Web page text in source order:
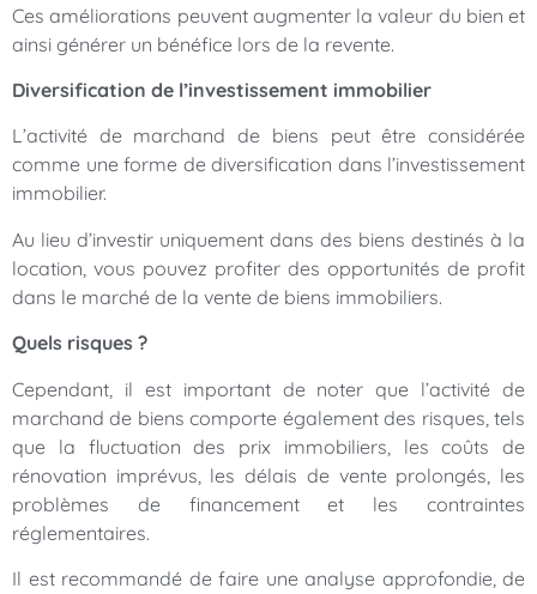
Ces améliorations peuvent augmenter la valeur du bien et
ainsi générer un bénéfice lors de la revente.
Diversification de l’investissement immobilier
L’activité de marchand de biens peut être considérée
comme une forme de diversification dans l’investissement
immobilier.
Au lieu d’investir uniquement dans des biens destinés à la
location, vous pouvez profiter des opportunités de profit
dans le marché de la vente de biens immobiliers.
Quels risques ?
Cependant, il est important de noter que l’activité de
marchand de biens comporte également des risques, tels
que la fluctuation des prix immobiliers, les coûts de
rénovation imprévus, les délais de vente prolongés, les
problèmes de financement et les contraintes
réglementaires.
Il est recommandé de faire une analyse approfondie, de